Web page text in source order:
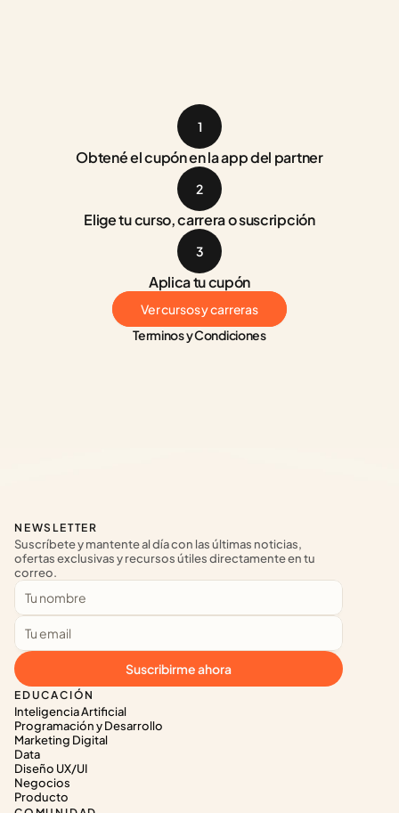
1
Obtené el cupón en la app del partner
2
Elige tu curso, carrera o suscripción
3
Aplica tu cupón
Ver cursos y carreras
Terminos y Condiciones
EDUCACIÓN
Inteligencia Artificial
Programación y Desarrollo
Marketing Digital
Data
Diseño UX/UI
Negocios
Producto
NEWSLETTER
Suscríbete y mantente al día con las últimas noticias,
ofertas exclusivas y recursos útiles directamente en tu
correo.
Suscribirme ahora